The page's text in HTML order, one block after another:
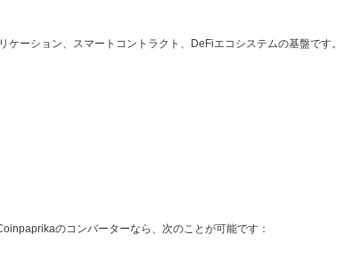
ーション、スマートコントラクト、DeFiエコシステムの基盤です。
のコンバーターなら、次のことが可能です：